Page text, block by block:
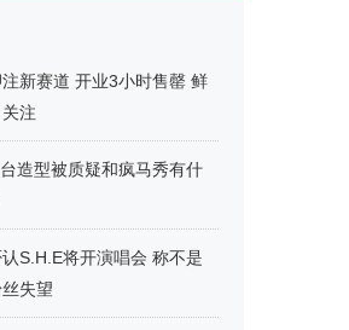
新赛道 开业3小时售罄 鲜
注
造型被质疑和疯马秀有什
S.H.E将开演唱会 称不是
失望